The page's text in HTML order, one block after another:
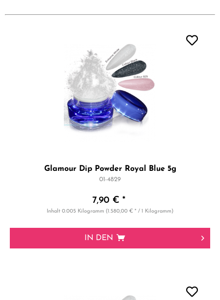
Glamour Dip Powder Royal Blue 5g
01-4829
7,90 € *
Inhalt0.005 Kilogramm (1.580,00 € * / 1 Kilogramm)
IN DEN